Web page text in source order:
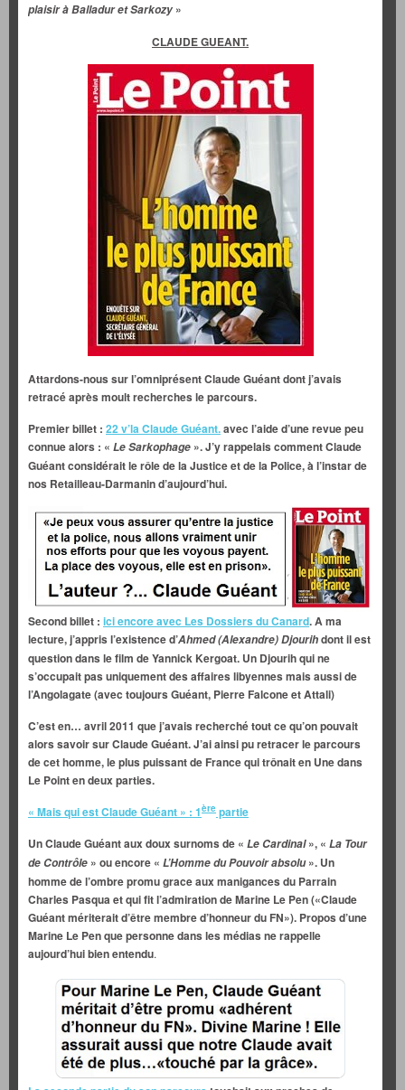
plaisir à Balladur et Sarkozy »
CLAUDE GUEANT.
Attardons-nous sur l’omniprésent Claude Guéant dont j’avais
retracé après moult recherches le parcours.
Premier billet : 22 v’la Claude Guéant.avec l’aide d’une revue peu
connue alors : « Le Sarkophage ». J’y rappelais comment Claude
Guéant considérait le rôle de la Justice et de la Police, à l’instar de
nos Retailleau-Darmanin d’aujourd’hui.
Second billet : ici encore avec Les Dossiers du Canard. A ma
lecture, j’appris l’existence d’Ahmed (Alexandre) Djourihdont il est
question dans le film de Yannick Kergoat. Un Djourih qui ne
s’occupait pas uniquement des affaires libyennes mais aussi de
l’Angolagate (avec toujours Guéant, Pierre Falcone et Attali)
C’est en… avril 2011 que j’avais recherché tout ce qu’on pouvait
alors savoir sur Claude Guéant. J’ai ainsi pu retracer le parcours
de cet homme, le plus puissant de France qui trônait en Une dans
Le Pointen deux parties.
« Mais qui est Claude Guéant » : 1ère partie
Un Claude Guéant aux doux surnoms de « Le Cardinal», « La Tour
de Contrôle » ou encore « L’Hommedu Pouvoir absolu». Un
homme de l’ombre promu grace aux manigances du Parrain
Charles Pasqua et qui fit l’admiration de Marine Le Pen («Claude
Guéant mériterait d’être membre d’honneur du FN»). Propos d’une
Marine Le Pen que personne dans les médias ne rappelle
aujourd’hui bien entendu.